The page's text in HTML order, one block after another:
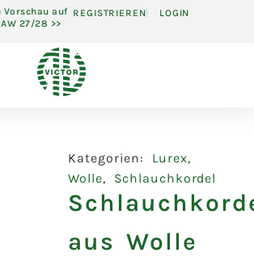
Vorschau auf
27/28 >>
REGISTRIEREN LOGIN
Kategorien: Lurex,
Wolle, Schlauchkordel
aus Wolle